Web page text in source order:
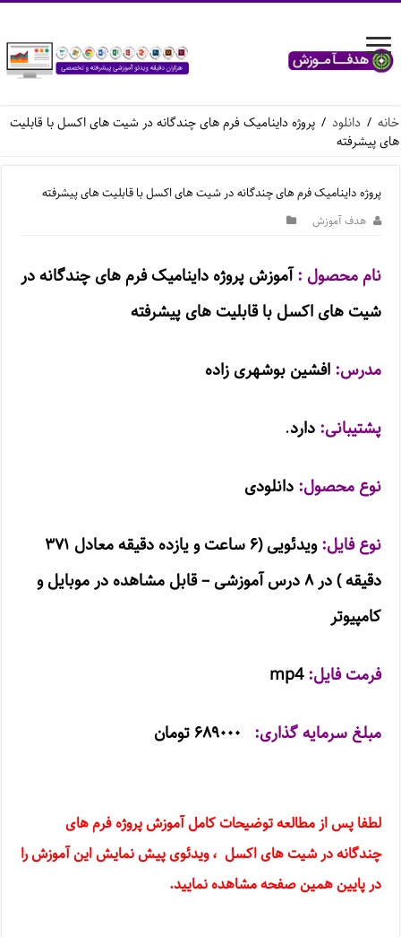
خانه / دانلود / پروژه داینامیک فرم های چندگانه در شیت های اکسل با قابلیت
های پیشرفته
پروژه داینامیک فرم های چندگانه در شیت های اکسل با قابلیت های پیشرفته
هدف آموزش
نام محصول :آموزش پروژه داینامیک فرم های چندگانه در
شیت های اکسل با قابلیت های پیشرفته
مدرس:افشین بوشهری زاده
پشتیبانی:دارد.
نوع محصول:دانلودی
نوع فایل:ویدئویی (۶ ساعت و یازده دقیقه معادل ۳۷۱
دقیقه ) در ۸ درس آموزشی – قابل مشاهده در موبایل و
کامپیوتر
فرمت فایل:mp4
مبلغ سرمایه گذاری:
لطفا پس از مطالعه توضیحات کاملآموزش پروژه فرم های
چندگانه در شیت های اکسل ، ویدئوی پیش نمایش این آموزش را
در پایین همین صفحه مشاهده نمایید.